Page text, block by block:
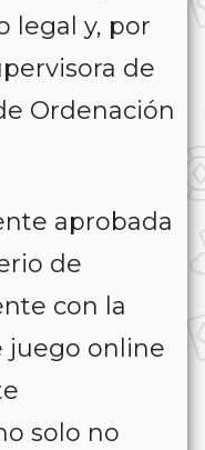
legal y, por
de
Ordenación
aprobada
de
con la
juego online
solo no